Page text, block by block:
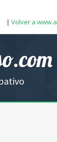
| Volver a